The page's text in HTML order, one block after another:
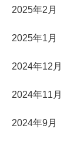
2025年2月
2025年1月
2024年12月
2024年11月
2024年9月